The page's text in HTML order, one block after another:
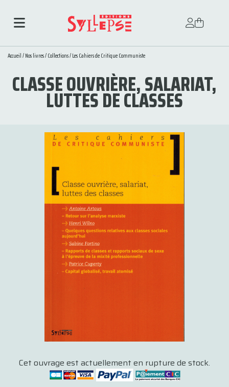
Accueil/Nos livres/Collections/Les Cahiers de Critique Communiste
CLASSE OUVRIÈRE, SALARIAT,
LUTTES DE CLASSES
Cet ouvrage est actuellement en rupture de stock.